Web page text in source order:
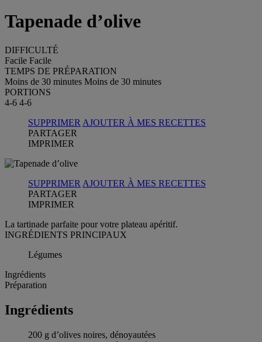
Tapenade d’olive
DIFFICULTÉ
Facile Facile
TEMPS DE PRÉPARATION
Moins de 30 minutes Moins de 30 minutes
PORTIONS
4-6 4-6
SUPPRIMER AJOUTER À MES RECETTES
PARTAGER
IMPRIMER
SUPPRIMER AJOUTER À MES RECETTES
PARTAGER
IMPRIMER
La tartinade parfaite pour votre plateau apéritif.
INGRÉDIENTS PRINCIPAUX
Légumes
Ingrédients
Préparation
Ingrédients
200 g d’olives noires, dénoyautées